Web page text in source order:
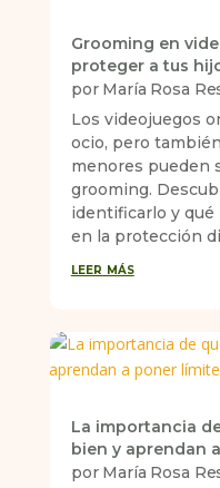
Grooming en
proteger a tus
por María Rosa
Los videojuegos
ocio, pero
menores pueden
grooming.
identificarlo y
en la protección
leer más
La importancia
bien y aprendan
por María Rosa